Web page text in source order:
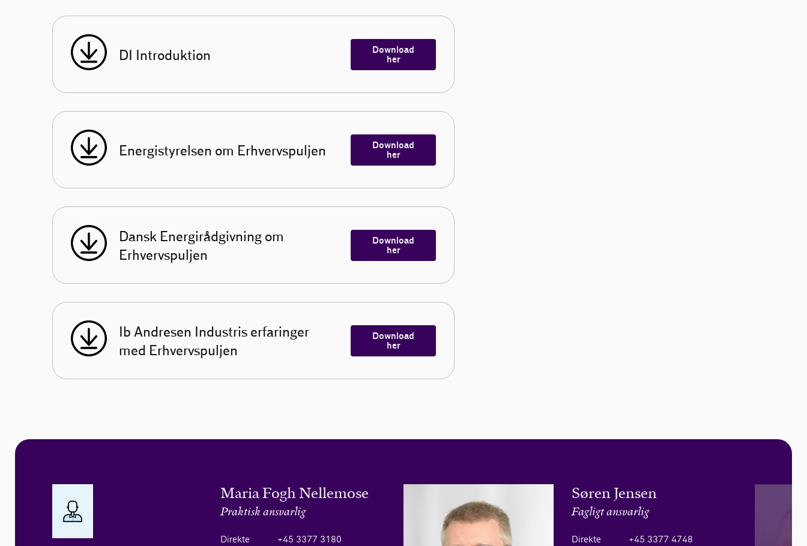
DI Introduktion
Download
her
Energistyrelsen om Erhvervspuljen
Download
her
Dansk Energirådgivning om
Erhvervspuljen
Download
her
Ib Andresen Industris erfaringer
med Erhvervspuljen
Download
her
Maria Fogh Nellemose
Praktisk ansvarlig
Direkte
+45 3377 3180
Søren Jensen
Fagligt ansvarlig
Direkte
+45 3377 4748